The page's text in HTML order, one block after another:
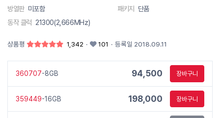
방열판 미포함 패키지 단품
동작 클럭 21300(2,666MHz)
상품평 1,342 · 101 · 등록일 2018.09.11
360707-8GB 94,500 장바구니
359449-16GB 198,000 장바구니